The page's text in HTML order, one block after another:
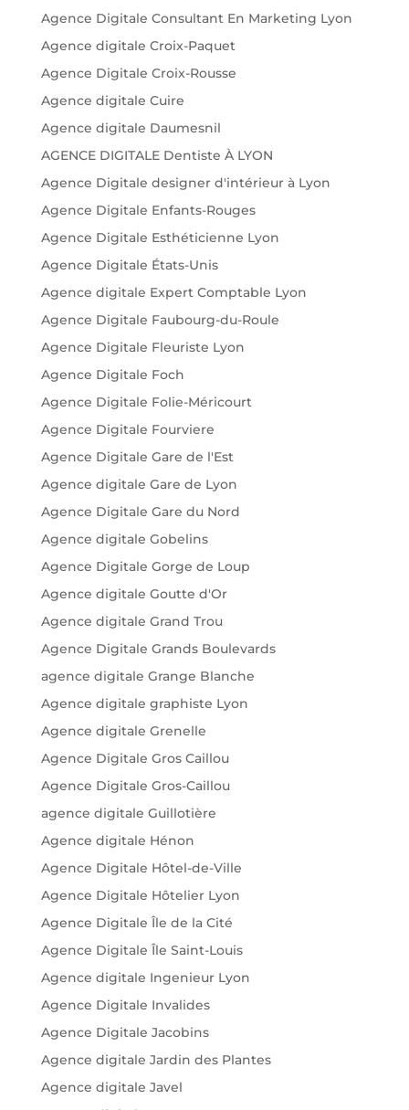
Agence Digitale Consultant En Marketing Lyon
Agence digitale Croix-Paquet
Agence Digitale Croix-Rousse
Agence digitale Cuire
Agence digitale Daumesnil
AGENCE DIGITALE Dentiste À LYON
Agence Digitale designer d'intérieur à Lyon
Agence Digitale Enfants-Rouges
Agence Digitale Esthéticienne Lyon
Agence Digitale États-Unis
Agence digitale Expert Comptable Lyon
Agence Digitale Faubourg-du-Roule
Agence Digitale Fleuriste Lyon
Agence Digitale Foch
Agence Digitale Folie-Méricourt
Agence Digitale Fourviere
Agence Digitale Gare de l'Est
Agence digitale Gare de Lyon
Agence Digitale Gare du Nord
Agence digitale Gobelins
Agence Digitale Gorge de Loup
Agence digitale Goutte d'Or
Agence digitale Grand Trou
Agence Digitale Grands Boulevards
agence digitale Grange Blanche
Agence digitale graphiste Lyon
Agence digitale Grenelle
Agence Digitale Gros Caillou
Agence Digitale Gros-Caillou
agence digitale Guillotière
Agence digitale Hénon
Agence Digitale Hôtel-de-Ville
Agence Digitale Hôtelier Lyon
Agence Digitale Île de la Cité
Agence Digitale Île Saint-Louis
Agence digitale Ingenieur Lyon
Agence Digitale Invalides
Agence Digitale Jacobins
Agence digitale Jardin des Plantes
Agence digitale Javel